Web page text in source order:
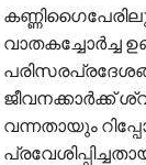
വാതകച്ചോർച്ച
ജീവനക്കാർക്ക്
വന്നതായും